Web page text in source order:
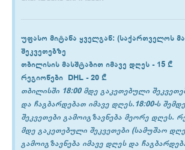
უფასო მიტანა ყველგან: (საქართველოს
შეკვეთებზე
თბილისის მასშტაბით იმავე დღეს -15 ₾
რეგიონები DHL -20 ₾
თბილისში 18:00 მდე გაკეთებული
და ჩაგბარდებათ იმავე დღეს.18:00-ს
შეკვეთები გამოიგზავნება მეორე დღეს.
მდე გაკეთებული შეკვეთები (სამუშაო
გამოიგზავნება იმავე დღეს და